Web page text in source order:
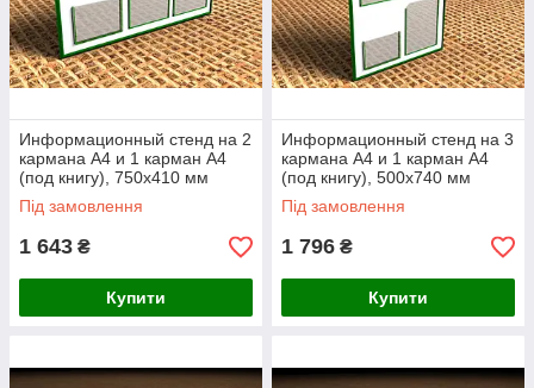
Информационный стенд на 2
кармана А4 и 1 карман А4
(под книгу), 750х410 мм
Ташута (21-12100)
Під замовлення
1 643 ₴
Купити
Информационный стенд на 3
кармана А4 и 1 карман А4
(под книгу), 500х740 мм
Ташута (21-12080)
Під замовлення
1 796 ₴
Купити